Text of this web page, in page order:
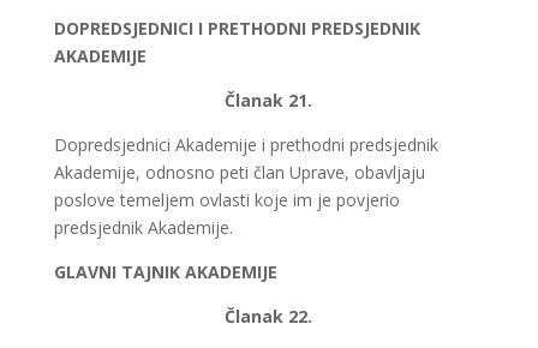
DOPREDSJEDNICI I PRETHODNI PREDSJEDNIK
AKADEMIJE
Članak 21.
Dopredsjednici Akademije i prethodni predsjednik
Akademije, odnosno peti član Uprave, obavljaju
poslove temeljem ovlasti koje im je povjerio
predsjednik Akademije.
GLAVNI TAJNIK AKADEMIJE
Članak 22.